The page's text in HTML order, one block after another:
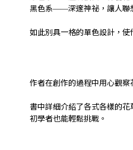
黑色系——深邃神祕，讓人聯
如此別具一格的單色設計，
作者在創作的過程中用心觀
書中詳細介紹了各式各樣的
初學者也能輕鬆挑戰。